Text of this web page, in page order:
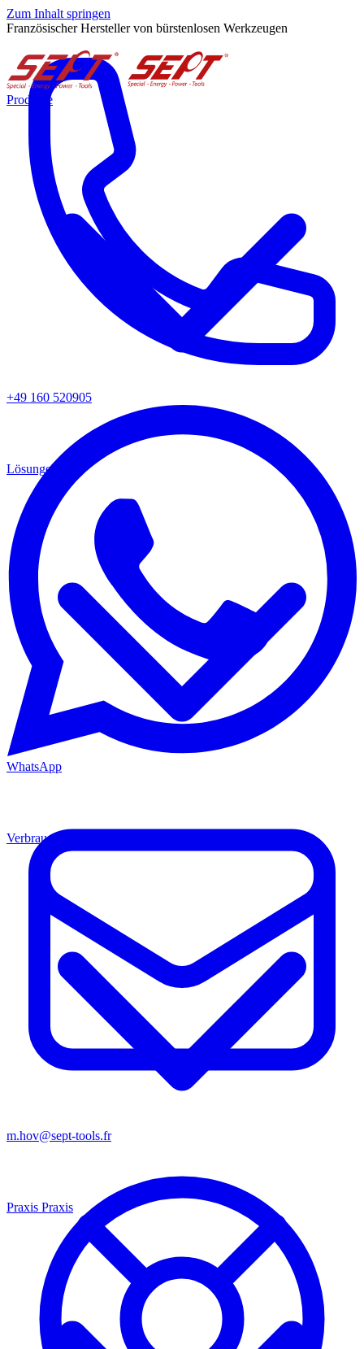
Zum Inhalt springen
Französischer Hersteller von bürstenlosen Werkzeugen
+49 160 520905
WhatsApp
m.hov@sept-tools.fr
Produkte
Lösungen
Verbrauchsmaterial
Praxis Praxis